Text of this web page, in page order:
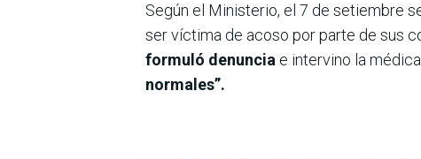
Según el Ministerio, el 7 de setiembre
ser víctima de acoso por parte de sus
formuló denuncia e intervino la
normales”.